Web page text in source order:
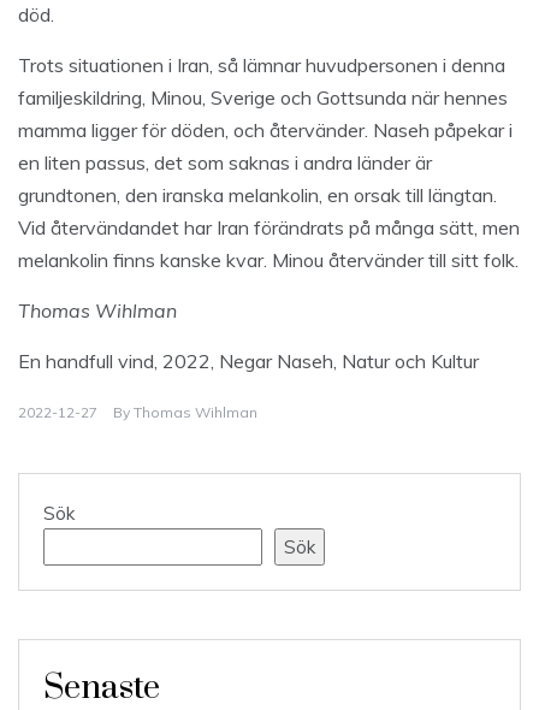
död.
Trots situationen i Iran, så lämnar huvudpersonen i denna
familjeskildring, Minou, Sverige och Gottsunda när hennes
mamma ligger för döden, och återvänder. Naseh påpekar i
en liten passus, det som saknas i andra länder är
grundtonen, den iranska melankolin, en orsak till längtan.
Vid återvändandet har Iran förändrats på många sätt, men
melankolin finns kanske kvar. Minou återvänder till sitt folk.
Thomas Wihlman
En handfull vind, 2022, Negar Naseh, Natur och Kultur
2022-12-27 By Thomas Wihlman
Sök
Sök
Senaste